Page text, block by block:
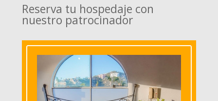
Reserva tu hospedaje con
nuestro patrocinador